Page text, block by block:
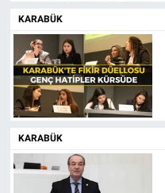
KARABÜK
KARABÜK